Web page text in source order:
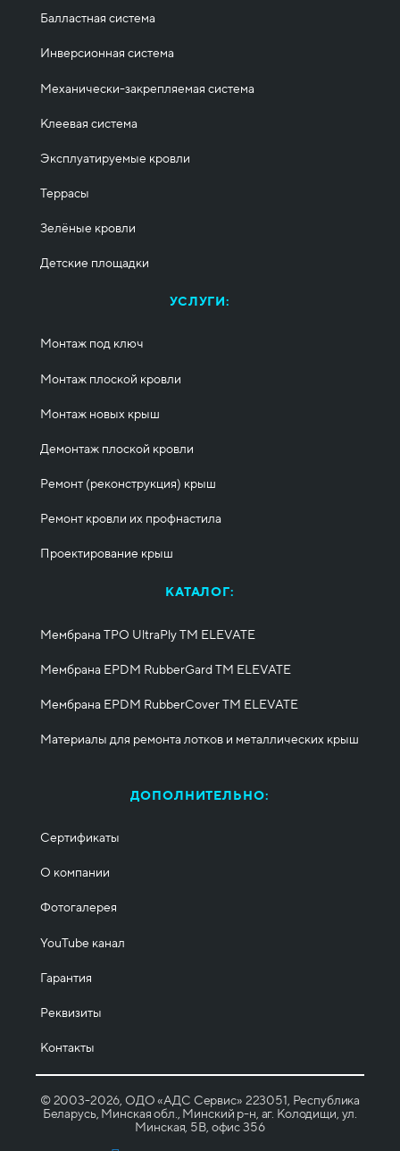
Балластная система
Инверсионная система
Механически-закрепляемая система
Клеевая система
Эксплуатируемые кровли
Террасы
Зелёные кровли
Детские площадки
УСЛУГИ:
Монтаж под ключ
Монтаж плоской кровли
Монтаж новых крыш
Демонтаж плоской кровли
Ремонт (реконструкция) крыш
Ремонт кровли их профнастила
Проектирование крыш
КАТАЛОГ:
Мембрана TPO UltraPly ТМ ELEVATE
Мембрана EPDM RubberGard ТМ ELEVATE
Мембрана EPDM RubberCover ТМ ELEVATE
Материалы для ремонта лотков и металлических крыш
ДОПОЛНИТЕЛЬНО:
Сертификаты
О компании
Фотогалерея
YouTube канал
Гарантия
Реквизиты
Контакты
© 2003-2026, ОДО «АДС Сервис» 223051, Республика
Беларусь, Минская обл., Минский р-н, аг. Колодищи, ул.
Минская, 5B, офис 356